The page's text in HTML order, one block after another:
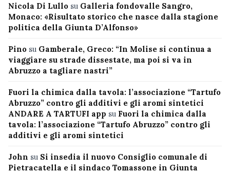
Nicola Di Lullo su Galleria fondovalle Sangro,
Monaco: «Risultato storico che nasce dalla stagione
politica della Giunta D’Alfonso»
Pino su Gamberale, Greco: “In Molise si continua a
viaggiare su strade dissestate, ma poi si va in
Abruzzo a tagliare nastri”
Fuori la chimica dalla tavola: l’associazione “Tartufo
Abruzzo” contro gli additivi e gli aromi sintetici
ANDARE A TARTUFI app su Fuori la chimica dalla
tavola: l’associazione “Tartufo Abruzzo” contro gli
additivi e gli aromi sintetici
John su Si insedia il nuovo Consiglio comunale di
Pietracatella e il sindaco Tomassone in Giunta